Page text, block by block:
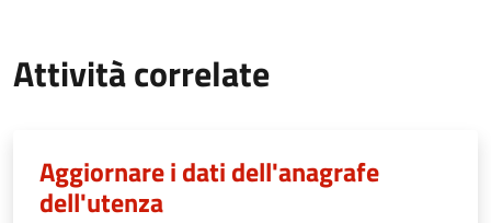
Attività correlate
Aggiornare i dati dell'anagrafe
dell'utenza